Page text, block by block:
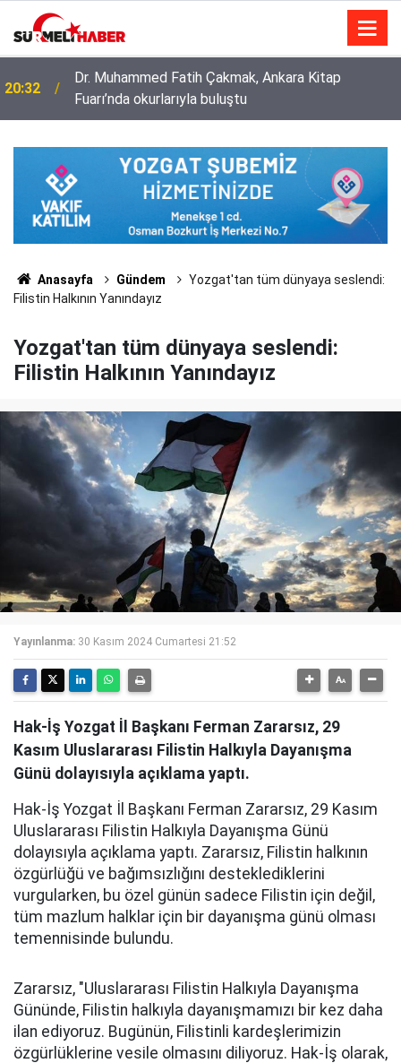
14:52
Diyanet İşleri Başkanlığı ile Türkiye Diyanet Vakfı
milyonları sevindirdi
Anasayfa Gündem
Yozgat'tan tüm dünyaya seslendi:
Filistin Halkının Yanındayız
Yozgat'tan tüm dünyaya seslendi:
Filistin Halkının Yanındayız
Yayınlanma: 30 Kasım 2024 Cumartesi 21:52
Hak-İş Yozgat İl Başkanı Ferman Zararsız, 29
Kasım Uluslararası Filistin Halkıyla Dayanışma
Günü dolayısıyla açıklama yaptı.
Hak-İş Yozgat İl Başkanı Ferman Zararsız, 29 Kasım
Uluslararası Filistin Halkıyla Dayanışma Günü
dolayısıyla açıklama yaptı. Zararsız, Filistin halkının
özgürlüğü ve bağımsızlığını desteklediklerini
vurgularken, bu özel günün sadece Filistin için değil,
tüm mazlum halklar için bir dayanışma günü olması
temennisinde bulundu.
Zararsız, "Uluslararası Filistin Halkıyla Dayanışma
Gününde, Filistin halkıyla dayanışmamızı bir kez daha
ilan ediyoruz. Bugünün, Filistinli kardeşlerimizin
özgürlüklerine vesile olmasını diliyoruz. Hak-İş olarak,